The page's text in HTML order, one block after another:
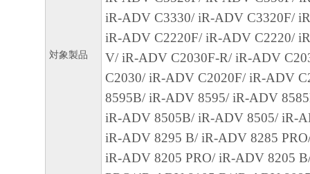
社、キヤノンの関連会社、それらの販売代
対象製品
iR-ADV C3330/ iR-ADV C3320F/
iR-ADV C2220F/ iR-ADV C2220/
V/ iR-ADV C2030F-R/ iR-ADV
C2030/ iR-ADV C2020F/ iR-ADV
8595B/ iR-ADV 8595/ iR-ADV
iR-ADV 8505B/ iR-ADV 8505/ iR-
iR-ADV 8295 B/ iR-ADV 8285
iR-ADV 8205 PRO/ iR-ADV 8205